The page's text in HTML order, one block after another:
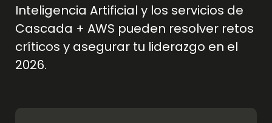
Inteligencia Artificial y los servicios de
Cascada + AWS pueden resolver retos
críticos y asegurar tu liderazgo en el
2026.